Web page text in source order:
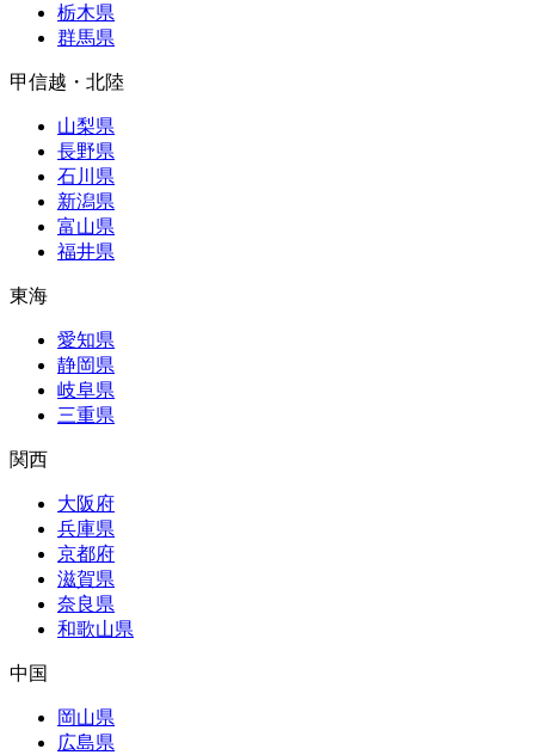
栃木県
群馬県
甲信越・北陸
山梨県
長野県
石川県
新潟県
富山県
福井県
東海
愛知県
静岡県
岐阜県
三重県
関西
大阪府
兵庫県
京都府
滋賀県
奈良県
和歌山県
中国
岡山県
広島県